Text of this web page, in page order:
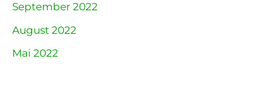
September 2022
August 2022
Mai 2022